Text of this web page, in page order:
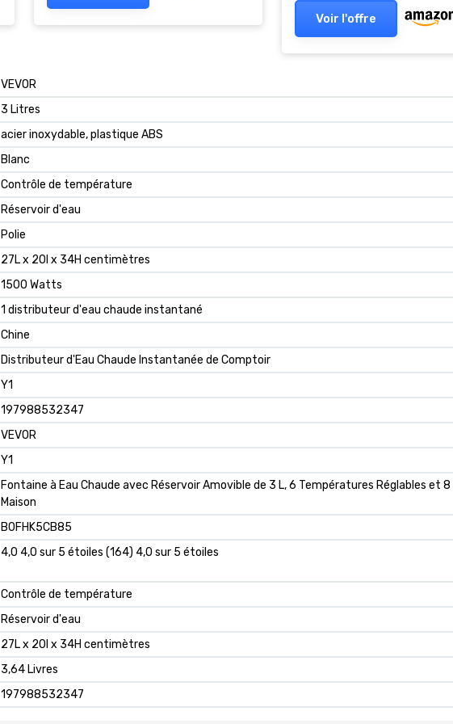
Blanc Mat 24.5 cm x 13.5
cm Blanc Mat
Voir l'offre
VEVOR
3 Litres
acier inoxydable, plastique ABS
Blanc
Contrôle de température
Réservoir d'eau
Polie
27L x 20l x 34H centimètres
1500 Watts
1 distributeur d'eau chaude instantané
Chine
Distributeur d'Eau Chaude Instantanée de Comptoir
Y1
197988532347
VEVOR
Y1
Fontaine à Eau Chaude avec Réservoir Amovible de 3 L, 6 Températures Réglables et
Maison
B0FHK5CB85
4,0 4,0 sur 5 étoiles (164) 4,0 sur 5 étoiles
Contrôle de température
Réservoir d'eau
27L x 20l x 34H centimètres
3,64 Livres
197988532347